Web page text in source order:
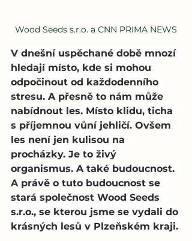
Wood Seeds s.r.o. a CNN PRIMA NEWS
V dnešní uspěchané době mnozí
hledají místo, kde si mohou
odpočinout od každodenního
stresu. A přesně to nám může
nabídnout les. Místo klidu, ticha
s příjemnou vůní jehličí. Ovšem
les není jen kulisou na
procházky. Je to živý
organismus. A také budoucnost.
A právě o tuto budoucnost se
stará společnost Wood Seeds
s.r.o., se kterou jsme se vydali do
krásných lesů v Plzeňském kraji.